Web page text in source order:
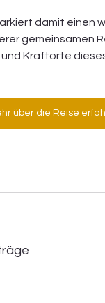
damit einen
gemeinsamen
Kraftorte
über die Reise